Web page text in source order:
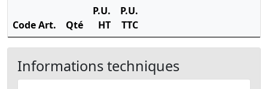
Code Art. Qté
P.U.
HT
P.U.
TTC
Informations techniques